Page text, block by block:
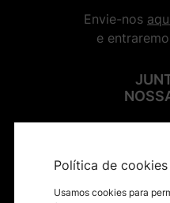
Envie-nos
e
Política de cookies
Usamos cookies para